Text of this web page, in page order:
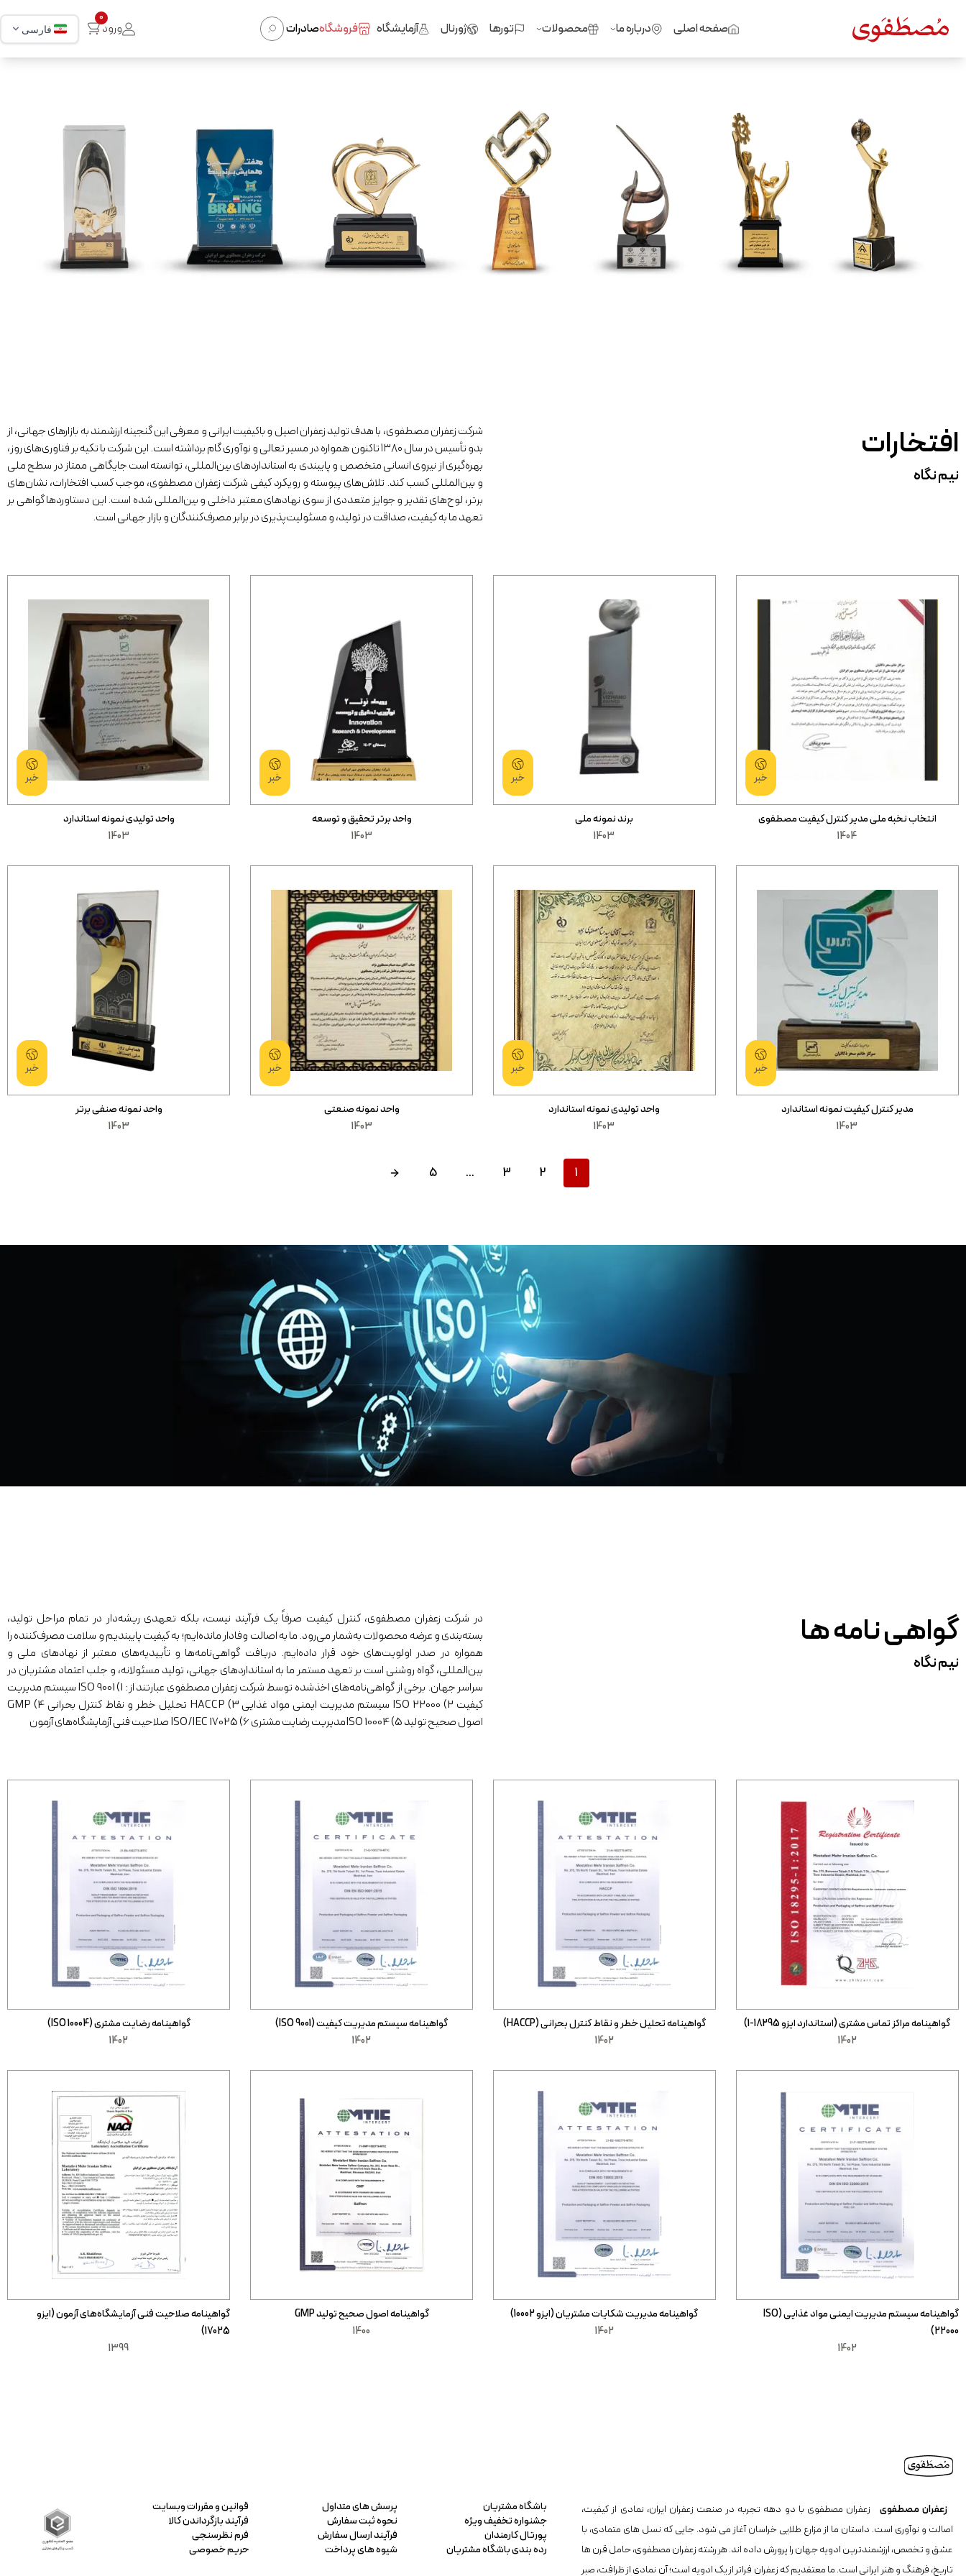
صفحه اصلی درباره ما محصولات تورها ژورنال آزمایشگاه فروشگاهصادرات ورود
0
فارسی
افتخارات
نیم نگاه
شرکت زعفران مصطفوی، با هدف تولید زعفران اصیل و باکیفیت ایرانی و معرفی این گنجینه ارزشمند به بازارهای جهانی، از
بدو تأسیس در سال ۱۳۸۰ تاکنون همواره در مسیر تعالی و نوآوری گام برداشته است. این شرکت با تکیه بر فناوری‌های روز،
بهره‌گیری از نیروی انسانی متخصص و پایبندی به استانداردهای بین‌المللی، توانسته است جایگاهی ممتاز در سطح ملی
و بین‌المللی کسب کند. تلاش‌های پیوسته و رویکرد کیفی شرکت زعفران مصطفوی، موجب کسب افتخارات، نشان‌های
برتر، لوح‌های تقدیر و جوایز متعددی از سوی نهادهای معتبر داخلی و بین‌المللی شده است. این دستاوردها گواهی بر
تعهد ما به کیفیت، صداقت در تولید، و مسئولیت‌پذیری در برابر مصرف‌کنندگان و بازار جهانی است.
خبر
انتخاب نخبه ملی مدیر کنترل کیفیت مصطفوی
1404
خبر
برند نمونه ملی
1403
خبر
واحد برتر تحقیق و توسعه
1403
خبر
واحد تولیدی نمونه استاندارد
1403
خبر
مدیر کنترل کیفیت نمونه استاندارد
1403
خبر
واحد تولیدی نمونه استاندارد
1403
خبر
واحد نمونه صنعتی
1403
خبر
واحد نمونه صنفی برتر
1403
1
2
3
…
5
گواهی نامه ها
نیم نگاه
در شرکت زعفران مصطفوی، کنترل کیفیت صرفاً یک فرآیند نیست، بلکه تعهدی ریشه‌دار در تمام مراحل تولید،
بسته‌بندی و عرضه محصولات به‌شمار می‌رود. ما به اصالت وفادار مانده‌ایم؛ به کیفیت پایبندیم و سلامت مصرف‌کننده را
همواره در صدر اولویت‌های خود قرار داده‌ایم. دریافت گواهی‌نامه‌ها و تأییدیه‌های معتبر از نهادهای ملی و
بین‌المللی، گواه روشنی است بر تعهد مستمر ما به استانداردهای جهانی، تولید مسئولانه، و جلب اعتماد مشتریان در
سراسر جهان. برخی از گواهی‌نامه‌های اخذشده توسط شرکت زعفران مصطفوی عبارتند از: 1) ISO 9001 سیستم مدیریت
کیفیت 2) ISO 22000 سیستم مدیریت ایمنی مواد غذایی 3) HACCP تحلیل خطر و نقاط کنترل بحرانی 4) GMP
اصول صحیح تولید 5) ISO 10004مدیریت رضایت مشتری 6) ISO/IEC 17025 صلاحیت فنی آزمایشگاه‌های آزمون
گواهینامه مراکز تماس مشتری (استاندارد ایزو 18295-1)
1402
گواهینامه تحلیل خطر و نقاط کنترل بحرانی (HACCP)
1402
گواهینامه سیستم مدیریت کیفیت (ISO 9001)
1402
گواهینامه رضایت مشتری (ISO 10004)
1402
گواهینامه سیستم مدیریت ایمنی مواد غذایی (ISO
22000)
1402
گواهینامه مدیریت شکایات مشتریان (ایزو 10002)
1402
گواهینامه اصول صحیح تولید GMP
1400
گواهینامه صلاحیت فنی آزمایشگاه‌های آزمون (ایزو
17025)
1399
زعفران مصطفوی
زعفران مصطفوی با دو دهه تجربه در صنعت زعفران ایران، نمادی از کیفیت،
اصالت و نوآوری است. داستان ما از مزارع طلایی خراسان آغاز می شود. جایی که نسل های متمادی، با
عشق و تخصص، ارزشمندترین ادویه جهان را پرورش داده اند. هر رشته زعفران مصطفوی، حامل قرن ها
تاریخ، فرهنگ و هنر ایرانی است. ما معتقدیم که زعفران فراتر از یک ادویه است؛ آن نمادی از ظرافت، صبر
باشگاه مشتریان
جشنواره تخفیف ویژه
پورتال کارمندان
رده بندی باشگاه مشتریان
پرسش های متداول
نحوه ثبت سفارش
فرآیند ارسال سفارش
شیوه های پرداخت
قوانین و مقررات وبسایت
فرآیند بازگرداندن کالا
فرم نظرسنجی
حریم خصوصی